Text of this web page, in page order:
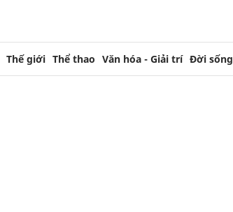
Thế giới Thể thao Văn hóa - Giải trí Đời sống